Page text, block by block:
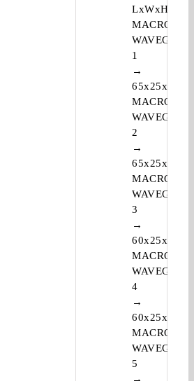
LxWxH):
MACRO
1
→
65x25x15
MACRO
2
→
65x25x9
MACRO
3
→
60x25x9
MACRO
4
→
60x25x10
MACRO
5
→